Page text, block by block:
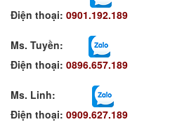
Điện thoại: 0901.192.189
Ms. Tuyền:
Điện thoại: 0896.657.189
Ms. Linh:
Điện thoại: 0909.627.189